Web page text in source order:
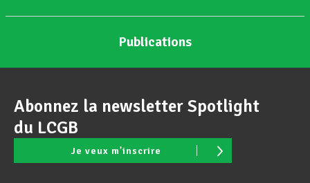
Publications
Abonnez la newsletter Spotlight
du LCGB
Je veux m'inscrire